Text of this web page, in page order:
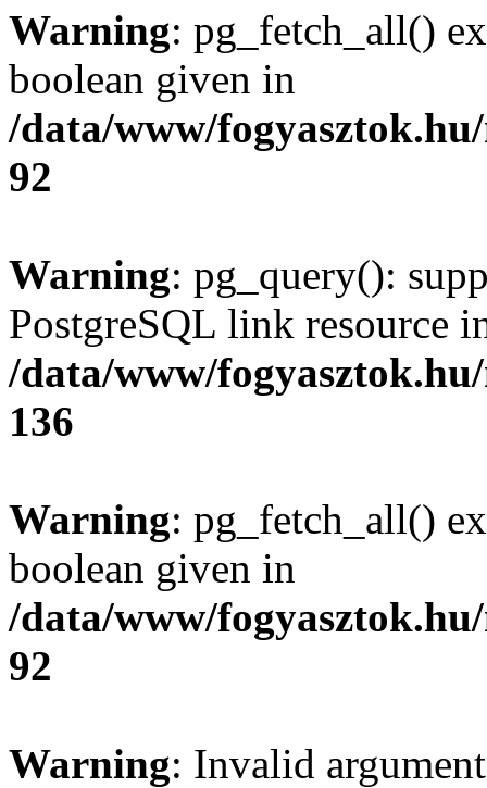
Warning: pg_fetch_all()
boolean given in
/data/www/
92
Warning: pg_query():
PostgreSQL link resource
/data/www/
136
Warning: pg_fetch_all()
boolean given in
/data/www/
92
Warning: Invalid